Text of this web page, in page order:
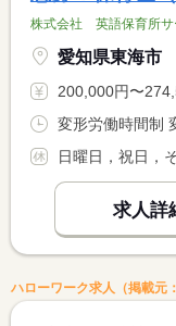
株式会社 英語保育所サ
愛知県東海市
200,000円〜274,500円 ※フルタイム
日曜日，祝日，
求人詳
ハローワーク求人（掲載元